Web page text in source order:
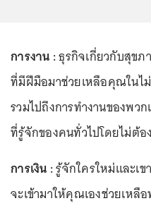
การงาน :ธุรกิจเกี่ยวกับสุข
ที่มีฝีมือมาช่วยเหลือคุณในไ
รวมไปถึงการทำงานของพว
ที่รู้จักของคนทั่วไปโดยไม่ต้อ
การเงิน :รู้จักใครใหม่และเ
จะเข้ามาให้คุณเองช่วยเหลื